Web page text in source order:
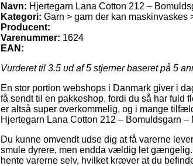
Navn: Hjertegarn Lana Cotton 212 –
Kategori: Garn > garn der kan maskinvaskes
Producent:
Varenummer: 1624
EAN:
Vurderet til 3.5 ud af 5 stjerner baseret på 5
En stor portion webshops i Danmark giver i
få sendt til en pakkeshop, fordi du så har fuld
er altså super overkommelig, og i mange
Hjertegarn Lana Cotton 212 – Bomuldsgarn –
Du kunne omvendt udse dig at få varerne
smule dyrere, men endda vældig let
hente varerne selv, hvilket kræver at du